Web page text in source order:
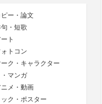
ー・論文
・短歌
ト
トコン
ク・キャラクター
マンガ
メ・動画
ク・ポスター